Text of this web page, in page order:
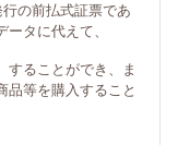
の前払式証票であ
タに代えて、
することができ、ま
品等を購入すること